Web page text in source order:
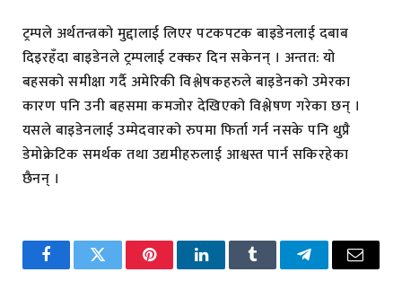
ट्रम्पले अर्थतन्त्रको मुद्दालाई लिएर पटकपटक बाइडेनलाई दबाब
दिइरहँदा बाइडेनले ट्रम्पलाई टक्कर दिन सकेनन् । अन्तत: यो
बहसको समीक्षा गर्दै अमेरिकी विश्लेषकहरुले बाइडेनको उमेरका
कारण पनि उनी बहसमा कमजोर देखिएको विश्लेषण गरेका छन् ।
यसले बाइडेनलाई उम्मेदवारको रुपमा फिर्ता गर्न नसके पनि थुप्रै
डेमोक्रेटिक समर्थक तथा उद्यमीहरुलाई आश्वस्त पार्न सकिरहेका
छैनन् ।
FacebookTwitter PinterestLinkedInTumblr TelegramEmail